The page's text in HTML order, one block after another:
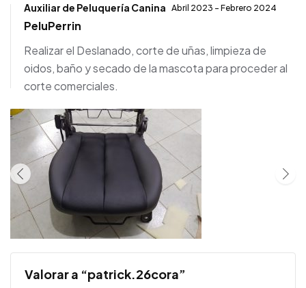
Auxiliar de Peluquería Canina Abril 2023 - Febrero 2024
PeluPerrin
Realizar el Deslanado, corte de uñas, limpieza de
oidos, baño y secado de la mascota para proceder al
corte comerciales.
Valorar a “patrick.26cora”